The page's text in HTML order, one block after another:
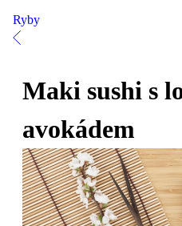
Ryby
Maki sushi s
avokádem